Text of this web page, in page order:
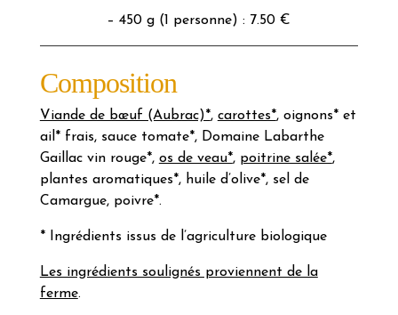
– 450 g (1 personne) : 7.50 €
Composition
Viande de bœuf (Aubrac)*, carottes*, oignons* et
ail* frais, sauce tomate*, Domaine Labarthe
Gaillac vin rouge*, os de veau*, poitrine salée*,
plantes aromatiques*, huile d’olive*, sel de
Camargue, poivre*.
* Ingrédients issus de l’agriculture biologique
Les ingrédients soulignés proviennent de la
ferme.